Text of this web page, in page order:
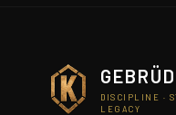
DISCIPLINE ·
LEGACY